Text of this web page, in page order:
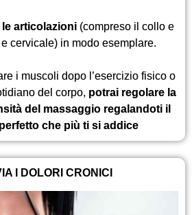
le articolazioni (compreso il collo e
cervicale) in modo esemplare.
i muscoli dopo l’esercizio fisico o
del corpo, potrai regolare la
del massaggio regalandoti il
che più ti si addice
I DOLORI CRONICI